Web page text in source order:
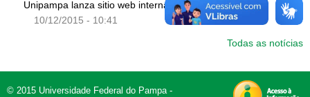
Unipampa lanza sitio web internacional
10/12/2015 - 10:41
Todas as notícias
© 2015 Universidade Federal do Pampa -